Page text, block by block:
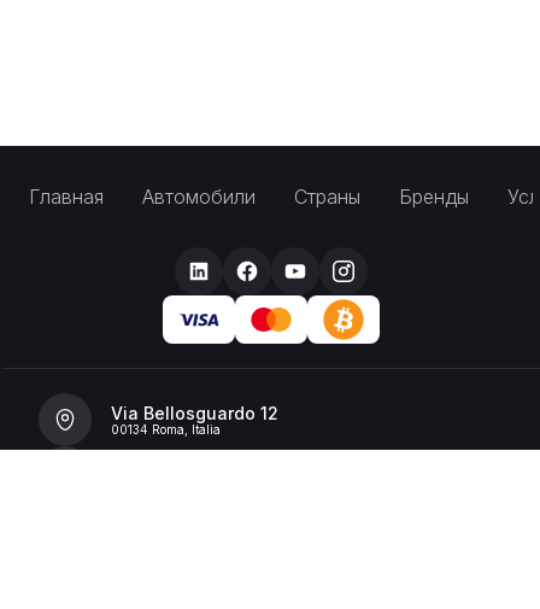
Главная Автомобили Страны Бренды
Via Bellosguardo 12
00134 Roma, Italia